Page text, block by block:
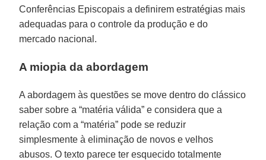
Conferências Episcopais a definirem estratégias mais
adequadas para o controle da produção e do
mercado nacional.
A miopia da abordagem
A abordagem às questões se move dentro do clássico
saber sobre a “matéria válida” e considera que a
relação com a “matéria” pode se reduzir
simplesmente à eliminação de novos e velhos
abusos. O texto parece ter esquecido totalmente